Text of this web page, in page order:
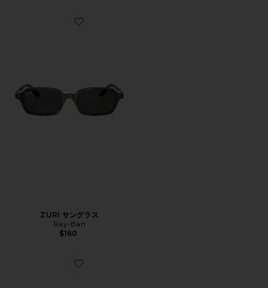
Favorite ZURI サングラス
ZURI サングラス
Ray-Ban
$160
Favorite アセテートキャットアイサングラス